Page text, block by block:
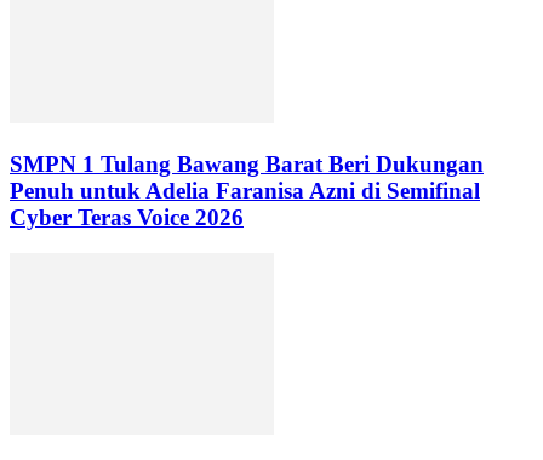
SMPN 1 Tulang Bawang Barat Beri Dukungan
Penuh untuk Adelia Faranisa Azni di Semifinal
Cyber Teras Voice 2026